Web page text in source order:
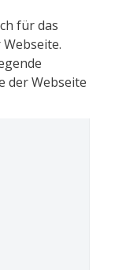
für das
der Webseite